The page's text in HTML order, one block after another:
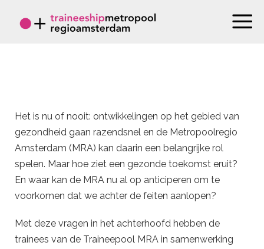
Het is nu of nooit: ontwikkelingen op het gebied van
gezondheid gaan razendsnel en de Metropoolregio
Amsterdam (MRA) kan daarin een belangrijke rol
spelen. Maar hoe ziet een gezonde toekomst eruit?
En waar kan de MRA nu al op anticiperen om te
voorkomen dat we achter de feiten aanlopen?
Met deze vragen in het achterhoofd hebben de
trainees van de Traineepool MRA in samenwerking